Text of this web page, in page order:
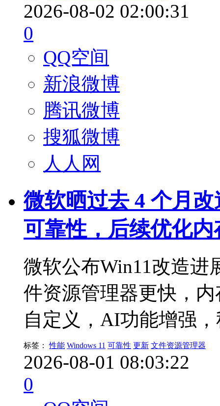
2026-08-02 02:00:31
0
QQ空间
新浪微博
腾讯微博
搜狐微博
人人网
微软晒过去 4 个月
可靠性，后续优化内
微软公布Win11改造进
件资源管理器更快，
自定义，AI功能增强
标签： 性能 Windows 11 可靠性 更新 文件资源管理器
2026-08-01 08:03:22
0